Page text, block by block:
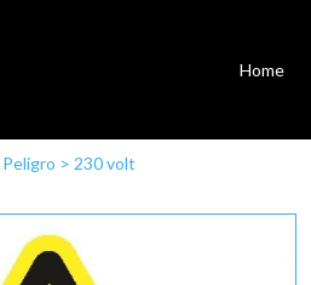
Home
Peligro > 230 volt